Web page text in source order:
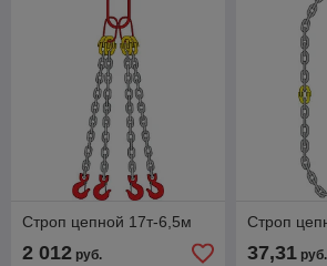
Строп цепной 17т-6,5м
2 012 руб.
Строп
37,31руб.